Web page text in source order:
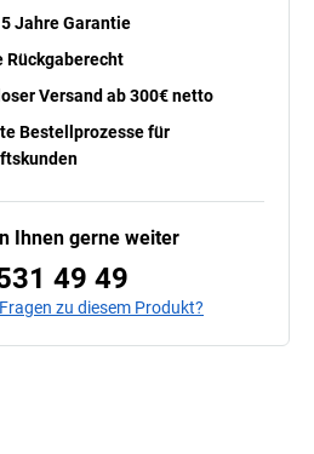
Jahre Garantie
Rückgaberecht
Versand ab 300€ netto
Bestellprozesse für
Ihnen gerne weiter
49 49
zu diesem Produkt?